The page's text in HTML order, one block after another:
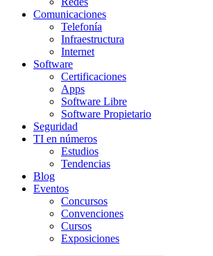
Comunicaciones
Telefonía
Infraestructura
Internet
Software
Certificaciones
Apps
Software Libre
Software Propietario
Seguridad
TI en números
Estudios
Tendencias
Blog
Eventos
Concursos
Convenciones
Cursos
Exposiciones